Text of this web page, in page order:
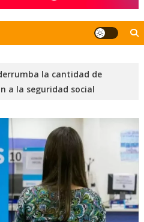
la cantidad de
a la seguridad social